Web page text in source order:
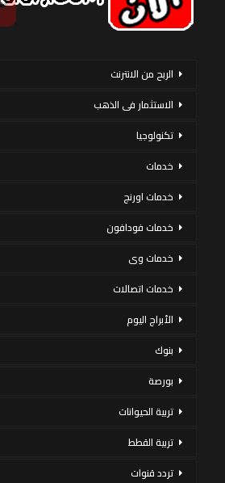
الربح من الانترنت
الاستثمار فى الذهب
تكنولوجيا
خدمات
خدمات اورنج
خدمات فودافون
خدمات وى
خدمات اتصالات
الأبراج اليوم
بنوك
بورصة
تربية الحيوانات
تربية القطط
تردد قنوات